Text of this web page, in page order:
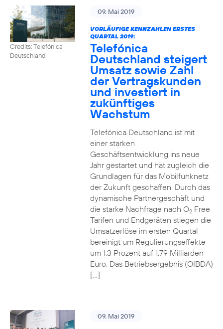
Credits: Telefónica
Deutschland
09. Mai 2019
VORLÄUFIGE KENNZAHLEN ERSTES
QUARTAL 2019:
Telefónica
Deutschland steigert
Umsatz sowie Zahl
der Vertragskunden
und investiert in
zukünftiges
Wachstum
Telefónica Deutschland ist mit
einer starken
Geschäftsentwicklung ins neue
Jahr gestartet und hat zugleich die
Grundlagen für das Mobilfunknetz
der Zukunft geschaffen. Durch das
dynamische Partnergeschäft und
die starke Nachfrage nach O2Free
Tarifen und Endgeräten stiegen die
Umsatzerlöse im ersten Quartal
bereinigt um Regulierungseffekte
um 1,3 Prozent auf 1,79 Milliarden
Euro. Das Betriebsergebnis (OIBDA)
[…]
09. Mai 2019